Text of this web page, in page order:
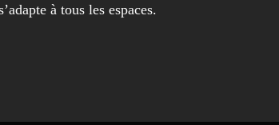
à tous les espaces.